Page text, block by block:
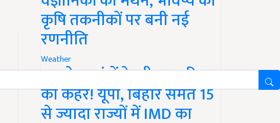
कृषि तकनीकों पर बनी नई
रणनीति
Weather
अगले 12 घंटों के भीतर बारिश
का कहर! यूपी, बिहार समेत 15
से ज्यादा राज्यों में IMD का